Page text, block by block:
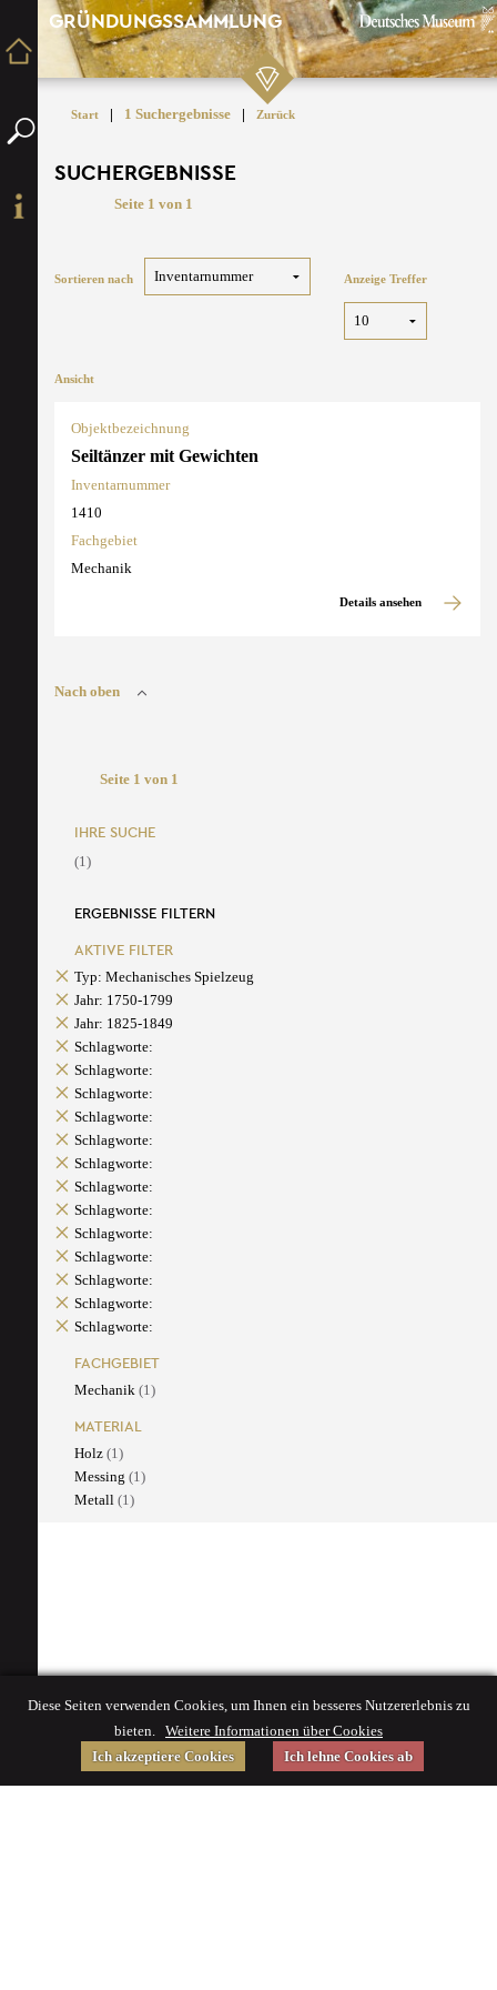
GRÜNDUNGSSAMMLUNG
Start | 1 Suchergebnisse | Zurück
SUCHERGEBNISSE
Seite 1 von 1
Sortieren nach Anzeige Treffer
Ansicht
Objektbezeichnung
Seiltänzer mit Gewichten
Inventarnummer
1410
Fachgebiet
Mechanik
Details ansehen
Nach oben
Seite 1 von 1
IHRE SUCHE
(1)
ERGEBNISSE FILTERN
AKTIVE FILTER
Typ: Mechanisches Spielzeug
Jahr: 1750-1799
Jahr: 1825-1849
Schlagworte:
Schlagworte:
Schlagworte:
Schlagworte:
Schlagworte:
Schlagworte:
Schlagworte:
Schlagworte:
Schlagworte:
Schlagworte:
Schlagworte:
Schlagworte:
Schlagworte:
FACHGEBIET
Mechanik (1)
MATERIAL
Holz (1)
Messing (1)
Metall (1)
Diese Seiten verwenden Cookies, um Ihnen ein besseres Nutzererlebnis zu
bieten. Weitere Informationen über Cookies
Ich akzeptiere Cookies
Ich lehne Cookies ab